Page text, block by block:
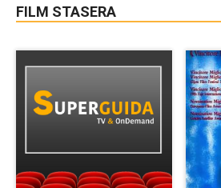
FILM STASERA